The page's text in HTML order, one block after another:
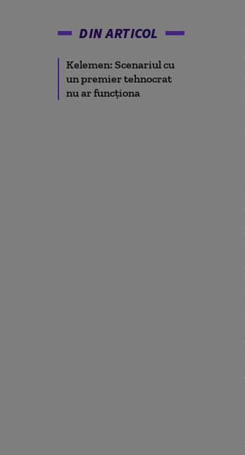
DIN ARTICOL
Kelemen: Scenariul cu
un premier tehnocrat
nu ar funcţiona